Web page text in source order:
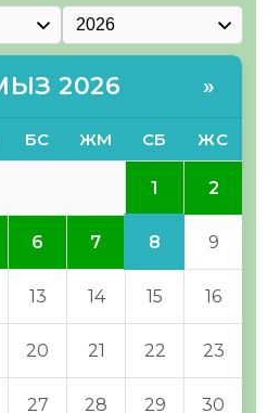
2026 »
БС ЖМ СБ ЖС
1 2
6 7 8 9
13 14 15 16
20 21 22 23
27 28 29 30